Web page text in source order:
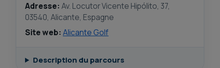
Adresse:Av. Locutor Vicente Hipólito, 37,
03540, Alicante, Espagne
Site web:Alicante Golf
Description du parcours